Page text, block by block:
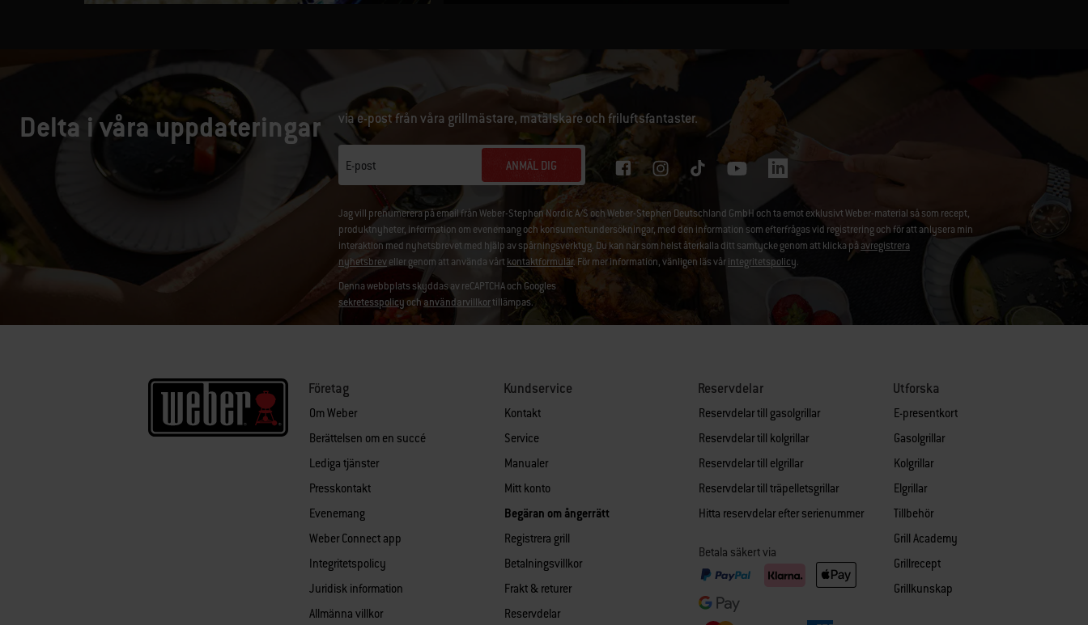
Delta i våra uppdateringar via e-post från våra grillmästare, matälskare och friluftsfantaster.
E-post ANMÄL DIG
Jag vill prenumerera på email från Weber-Stephen Nordic A/S och Weber-Stephen Deutschland GmbH och ta emot exklusivt Weber-material så som recept,
produktnyheter, information om evenemang och konsumentundersökningar, med den information som efterfrågas vid registrering och för att anlysera min
interaktion med nyhetsbrevet med hjälp av spårningsverktyg. Du kan när som helst återkalla ditt samtycke genom att klicka påavregistrera
nyhetsbreveller genom att använda vårtkontaktformulär. För mer information, vänligen läs vårintegritetspolicy.
Denna webbplats skyddas av reCAPTCHA och Googles
sekretesspolicyoch användarvillkortillämpas.
Företag
Om Weber
Berättelsen om en succé
Lediga tjänster
Presskontakt
Evenemang
Weber Connect app
Integritetspolicy
Juridisk information
Allmänna villkor
Kundservice
Kontakt
Service
Manualer
Mitt konto
Begäran om ångerrätt
Registrera grill
Betalningsvillkor
Frakt & returer
Reservdelar
Reservdelar
Reservdelar till gasolgrillar
Reservdelar till kolgrillar
Reservdelar till elgrillar
Reservdelar till träpelletsgrillar
Hitta reservdelar efter serienummer
Betala säkert via
Utforska
E-presentkort
Gasolgrillar
Kolgrillar
Elgrillar
Tillbehör
Grill Academy
Grillrecept
Grillkunskap